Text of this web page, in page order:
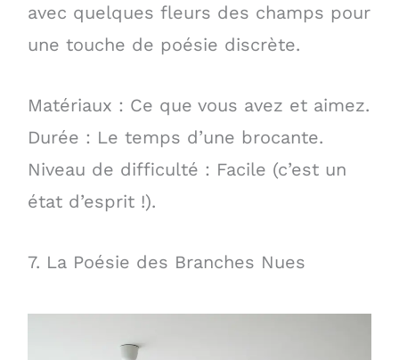
avec quelques fleurs des champs pour
une touche de poésie discrète.
Matériaux : Ce que vous avez et aimez.
Durée : Le temps d’une brocante.
Niveau de difficulté : Facile (c’est un
état d’esprit !).
7. La Poésie des Branches Nues